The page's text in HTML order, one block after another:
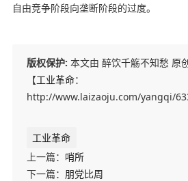
自由竞争阶段向垄断阶段的过度。
版权保护: 本文由 醉饮千觞不知愁 原
【工业革命：
http://www.laizaoju.com/yangqi/
工业革命
上一篇： 哨所
下一篇： 朋党比周